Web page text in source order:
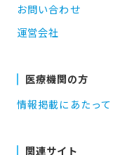
お問い合わせ
運営会社
医療機関の方
情報掲載にあたって
関連サイト